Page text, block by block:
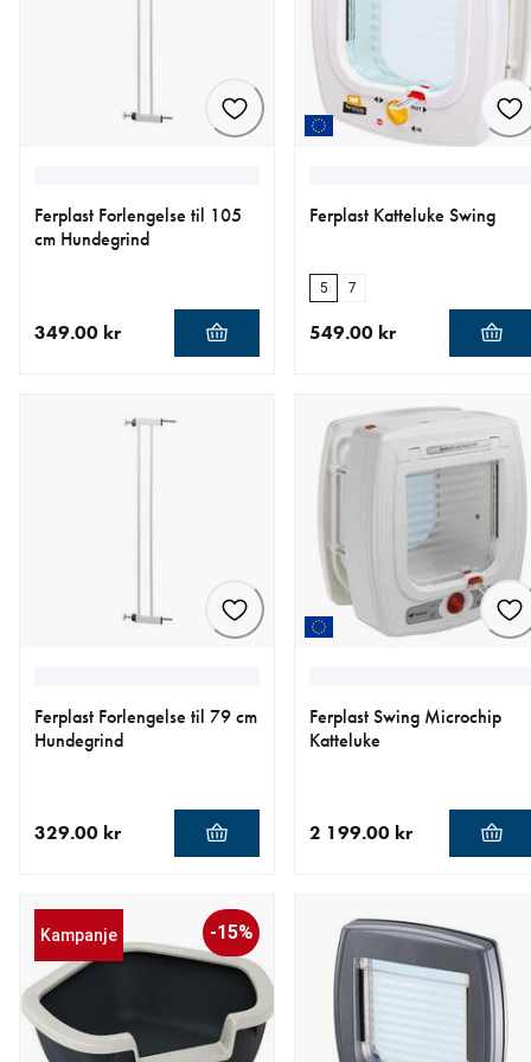
Ferplast Forlengelse til 105
cm Hundegrind
349.00 kr
Ferplast Katteluke Swing
5 7
549.00 kr
Ferplast Forlengelse til 79 cm
Hundegrind
329.00 kr
Ferplast Swing Microchip
Katteluke
2 199.00 kr
Kampanje -15%